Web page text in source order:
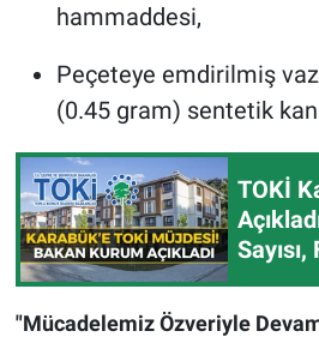
hammaddesi,
Peçeteye emdirilmiş
(0.45 gram) sentetik
TOKİ
"Mücadelemiz Özveriyle